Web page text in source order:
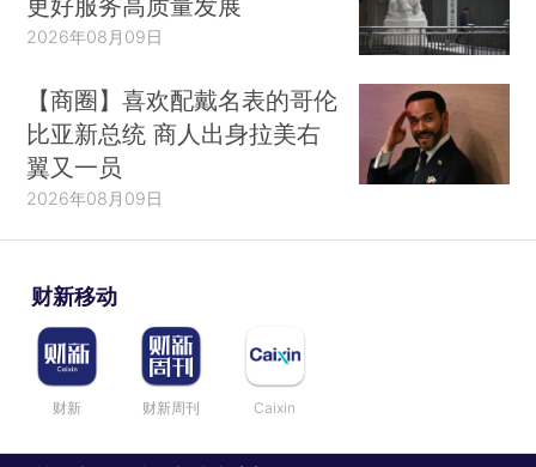
2026年08月09日
【商圈】喜欢配戴名表的哥伦
比亚新总统 商人出身拉美右
翼又一员
2026年08月09日
财新移动
财新 财新周刊 Caixin